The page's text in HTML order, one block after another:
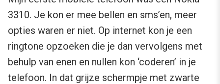
3310. Je kon er mee bellen en sms’en, meer
opties waren er niet. Op internet kon je een
ringtone opzoeken die je dan vervolgens met
behulp van enen en nullen kon ‘coderen’ in je
telefoon. In dat grijze schermpje met zwarte